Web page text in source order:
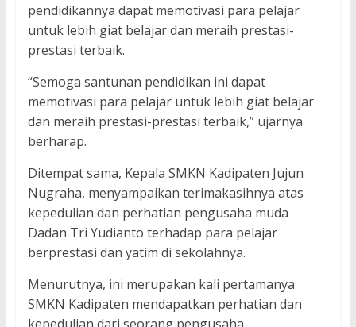
pendidikannya dapat memotivasi para pelajar
untuk lebih giat belajar dan meraih prestasi-
prestasi terbaik.
“Semoga santunan pendidikan ini dapat
memotivasi para pelajar untuk lebih giat belajar
dan meraih prestasi-prestasi terbaik,” ujarnya
berharap.
Ditempat sama, Kepala SMKN Kadipaten Jujun
Nugraha, menyampaikan terimakasihnya atas
kepedulian dan perhatian pengusaha muda
Dadan Tri Yudianto terhadap para pelajar
berprestasi dan yatim di sekolahnya.
Menurutnya, ini merupakan kali pertamanya
SMKN Kadipaten mendapatkan perhatian dan